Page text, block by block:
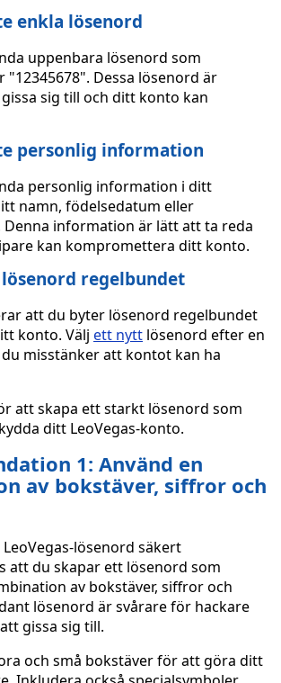
enkla lösenord
uppenbara lösenord som
"12345678". Dessa lösenord är
sig till och ditt konto kan
personlig information
personlig information i ditt
namn, födelsedatum eller
information är lätt att ta reda
kan kompromettera ditt konto.
regelbundet
att du byter lösenord regelbundet
konto. Välj ett nytt lösenord efter en
misstänker att kontot kan ha
att skapa ett starkt lösenord som
ditt LeoVegas-konto.
1: Använd en
av bokstäver, siffror och
lösenord säkert
att du skapar ett lösenord som
av bokstäver, siffror och
lösenord är svårare för hackare
gissa sig till.
och små bokstäver för att göra ditt